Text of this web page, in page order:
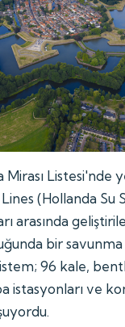
Mirası Listesi'nde
(Hollanda Su
arasında
bir
96 kale,
istasyonları ve